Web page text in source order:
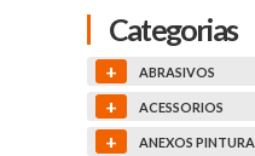
Categorias
+ ABRASIVOS
+ ACESSORIOS
+ ANEXOS PINTURA